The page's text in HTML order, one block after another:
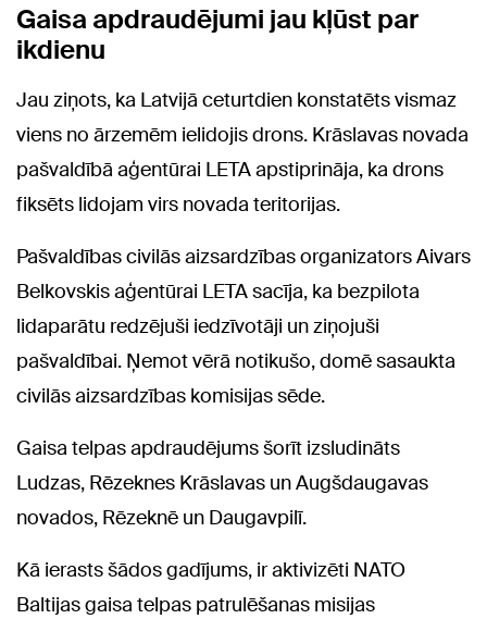
Gaisa apdraudējumi jau kļūst par
ikdienu
Jau ziņots, ka Latvijā ceturtdien konstatēts vismaz
viens no ārzemēm ielidojis drons. Krāslavas novada
pašvaldībā aģentūrai LETA apstiprināja, ka drons
fiksēts lidojam virs novada teritorijas.
Pašvaldības civilās aizsardzības organizators Aivars
Belkovskis aģentūrai LETA sacīja, ka bezpilota
lidaparātu redzējuši iedzīvotāji un ziņojuši
pašvaldībai. Ņemot vērā notikušo, domē sasaukta
civilās aizsardzības komisijas sēde.
Gaisa telpas apdraudējums šorīt izsludināts
Ludzas, Rēzeknes Krāslavas un Augšdaugavas
novados, Rēzeknē un Daugavpilī.
Kā ierasts šādos gadījums, ir aktivizēti NATO
Baltijas gaisa telpas patrulēšanas misijas